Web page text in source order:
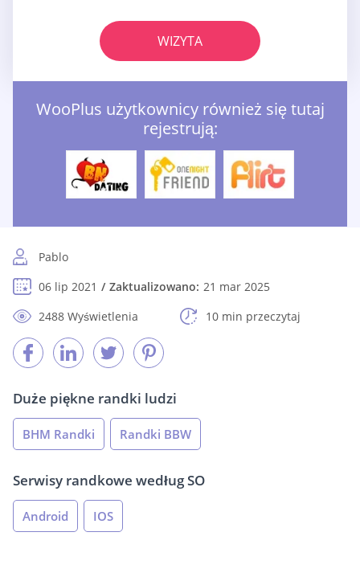
WIZYTA
WooPlus użytkownicy również się tutaj
rejestrują:
Pablo
06 lip 2021
Zaktualizowano: 21 mar 2025
2488 Wyświetlenia
10 min przeczytaj
Duże piękne randki ludzi
BHM Randki Randki BBW
Serwisy randkowe według SO
Android IOS